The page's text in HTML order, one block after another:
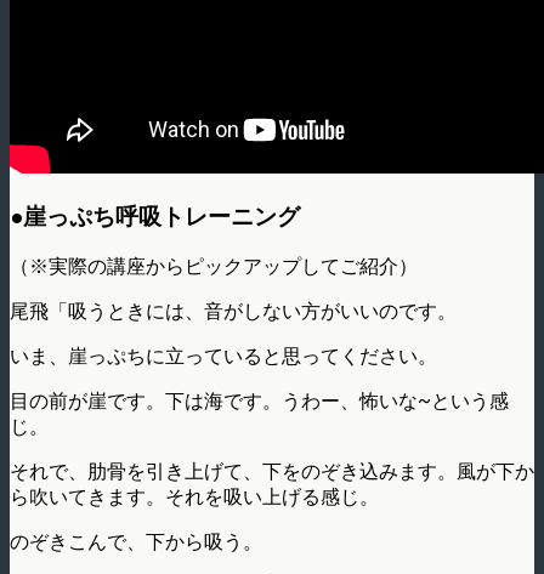
●崖っぷち呼吸トレーニング
（※実際の講座からピックアップしてご紹介）
尾飛「吸うときには、音がしない方がいいのです。
いま、崖っぷちに立っていると思ってください。
目の前が崖です。下は海です。うわー、怖いな~という感
じ。
それで、肋骨を引き上げて、下をのぞき込みます。風が下か
ら吹いてきます。それを吸い上げる感じ。
のぞきこんで、下から吸う。